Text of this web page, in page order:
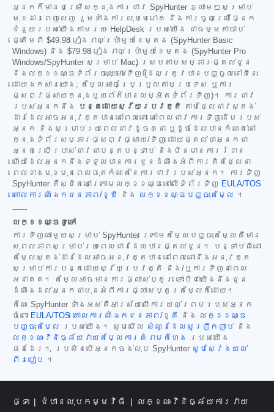
អ្នកក៏មានជម្រើសក្នុងការជាវ SpyHunter ភ្លាមៗសម្រាប់
មុខងារពេញលេញ រួមទាំងការលុបមេរោគ និងការចូលប្រើផ្នែក
ជំនួយរបស់យើងតាមរយៈ HelpDesk របស់យើង ជាធម្មតាចាប់
ផ្តើមពី $49.98 រៀងរាល់ប្រាំមួយខែម្តង (SpyHunter Basic
Windows) និង $79.98 រៀងរាល់ប្រាំមួយខែម្តង (SpyHunter Pro
Windows/SpyHunter សម្រាប់ Mac) ស្របតាមសម្ភារៈផ្តល់ជូន
និងលក្ខខណ្ឌទំព័រចុះឈ្មោះ/ទិញ (ដែលត្រូវបានបញ្ចូលនៅទីនេះ
ដោយឯកសារយោង; តម្លៃអាចប្រែប្រួលតាមប្រទេស ឬការ
ផ្សព្វផ្សាយក្នុងមួយព័ត៌មានលម្អិតទំព័រទិញ)។ ការជាវ
របស់អ្នកនឹង
បន្តដោយស្វ័យប្រវត្តិ តាមថ្លៃជាវស្តង់
ដារដែលអាចអនុវត្តបាននៅពេលនោះ នៅពេលជាវការទិញដើមរបស់
អ្នក និងសម្រាប់រយៈពេលជាវដូចគ្នា ឬដូចដែលបានកំណត់នៅ
ក្នុងទំព័រសម្ភារៈផ្សព្វផ្សាយ/ទិញ ដោយផ្តល់ថាអ្នកជា
អ្នកប្រើប្រាស់ជាវជាបន្តបន្ទាប់ និងមិនមានការរំខាន
ហើយដែលអ្នកនឹងទទួលបានការជូនដំណឹងអំពីការគិតថ្លៃនា
ពេលខាងមុខមុនពេលផុតកំណត់នៃការជាវរបស់អ្នក។ ការទិញ
SpyHunter គឺស្ថិតនៅក្រោមលក្ខខណ្ឌនៅលើទំព័រទិញ EULA/TOS
គោលការណ៍ឯកជនភាព/ខូឃី
និង លក្ខខណ្ឌបញ្ចុះតម្លៃ ។
------
លក្ខខណ្ឌទូទៅ
ការទិញណាមួយសម្រាប់ SpyHunter ក្រោមតម្លៃបញ្ចុះតម្លៃគឺមាន
សុពលភាពសម្រាប់រយៈពេលជាវដែលបានផ្តល់ជូន។ បន្ទាប់ពីនោះ
តម្លៃស្តង់ដារដែលអាចអនុវត្តបាននៅពេលនោះនឹងអនុវត្ត
សម្រាប់ការបន្តដោយស្វ័យប្រវត្តិ និង/ឬការទិញនាពេល
អនាគត។ តម្លៃអាចមានការផ្លាស់ប្តូរ ទោះបីជាយើងនឹងជូន
ដំណឹងដល់អ្នកជាមុនអំពីការផ្លាស់ប្តូរតម្លៃក៏ដោយ។
កំណែ SpyHunter ទាំងអស់គឺអាស្រ័យលើការយល់ព្រមរបស់អ្នក
ចំពោះ EULA/TOS គោលការណ៍ឯកជនភាព/ខូគី និង
លក្ខខណ្ឌ
បញ្ចុះតម្លៃ
របស់យើង។ សូមមើល សំណួរដែលសួរញឹកញាប់ និង
លក្ខណៈវិនិច្ឆ័យវាយតម្លៃការគំរាមកំហែង
របស់យើង
ផងដែរ។ ប្រសិនបើអ្នកចង់លុប SpyHunter សូមស្វែងយល់
ពីរបៀប ។
ផ្ទះ ជំហានលុបកម្មវិធី
លក្ខណៈវិនិច្ឆ័យការវាយ